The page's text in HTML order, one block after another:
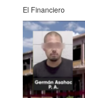
El Financiero